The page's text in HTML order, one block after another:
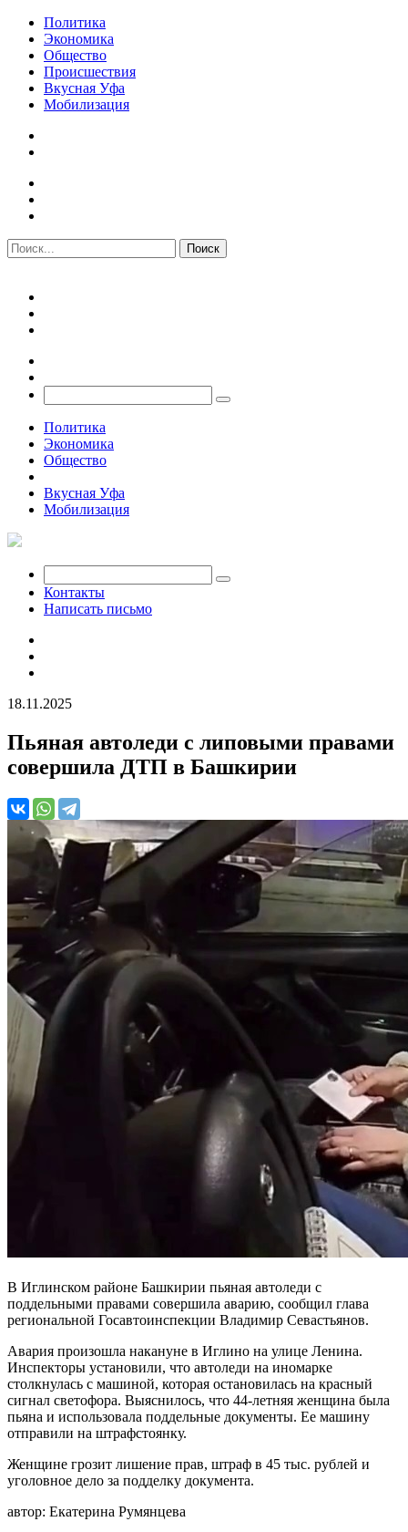
Политика
Экономика
Общество
Происшествия
Вкусная Уфа
Мобилизация
Политика
Экономика
Общество
Вкусная Уфа
Мобилизация
Контакты
Написать письмо
18.11.2025
Пьяная автоледи с липовыми правами
совершила ДТП в Башкирии
В Иглинском районе Башкирии пьяная автоледи с
поддельными правами совершила аварию, сообщил глава
региональной Госавтоинспекции Владимир Севастьянов.
Авария произошла накануне в Иглино на улице Ленина.
Инспекторы установили, что автоледи на иномарке
столкнулась с машиной, которая остановилась на красный
сигнал светофора. Выяснилось, что 44-летняя женщина была
пьяна и использовала поддельные документы. Ее машину
отправили на штрафстоянку.
Женщине грозит лишение прав, штраф в 45 тыс. рублей и
уголовное дело за подделку документа.
автор: Екатерина Румянцева